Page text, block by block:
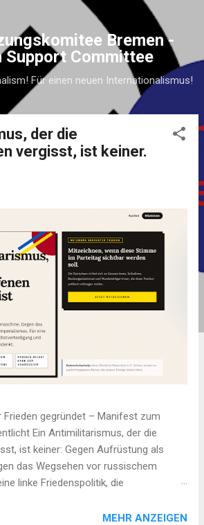
Direkt zum Hauptbereich
Bremen -
Support Committee
Für einen neuen Internationalismus!
der die
vergisst, ist keiner.
Frieden gegründet – Manifest zum
Ein Antimilitarismus, der die
ist keiner: Gegen Aufrüstung als
das Wegsehen vor russischem
linke Friedenspolitik, die
Aber Waffen für Angegriffene.
MEHR ANZEIGEN